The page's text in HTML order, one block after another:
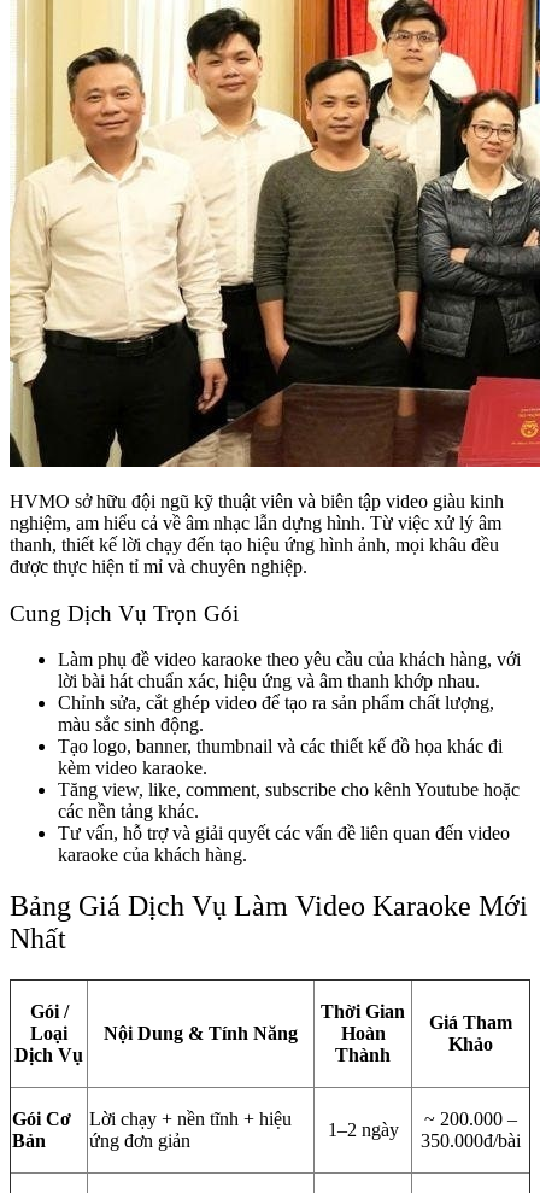
HVMO sở hữu đội ngũ kỹ thuật viên và biên tập video giàu kinh
nghiệm, am hiểu cả về âm nhạc lẫn dựng hình. Từ việc xử lý âm
thanh, thiết kế lời chạy đến tạo hiệu ứng hình ảnh, mọi khâu đều
được thực hiện tỉ mỉ và chuyên nghiệp.
Cung Dịch Vụ Trọn Gói
Làm phụ đề video karaoke theo yêu cầu của khách hàng, với
lời bài hát chuẩn xác, hiệu ứng và âm thanh khớp nhau.
Chỉnh sửa, cắt ghép video để tạo ra sản phẩm chất lượng,
màu sắc sinh động.
Tạo logo, banner, thumbnail và các thiết kế đồ họa khác đi
kèm video karaoke.
Tăng view, like, comment, subscribe cho kênh Youtube hoặc
các nền tảng khác.
Tư vấn, hỗ trợ và giải quyết các vấn đề liên quan đến video
karaoke của khách hàng.
Bảng Giá Dịch Vụ Làm Video Karaoke Mới
Nhất
Gói /
Loại
Dịch Vụ
Nội Dung & Tính Năng
Thời Gian
Hoàn
Thành
Giá Tham
Khảo
Gói Cơ
Bản
Lời chạy + nền tĩnh + hiệu
ứng đơn giản
1–2 ngày
~ 200.000 –
350.000đ/bài